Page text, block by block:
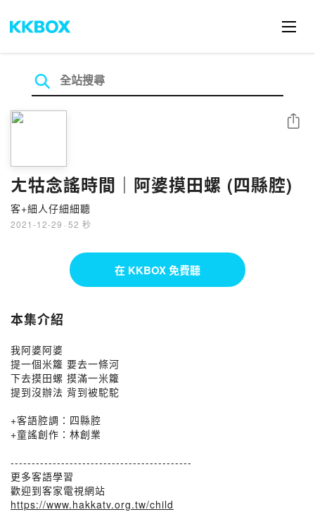
ㄤ牯念謠時間｜阿婆摸田螺 (四縣腔)
客+細人仔細細聽
2021-12-29 · 52 秒
分享
在 KKBOX 免費聽
本集介紹
我阿婆阿婆
提一個米籮 要去一條河
下去摸田螺 摸滿一米籮
提到沒辦法 背到被駝駝
+客語腔調：四縣腔
+童謠創作：林創業
-------------------------------------------
更多客語學習
歡迎到客家電視網站
https://www.hakkatv.org.tw/child